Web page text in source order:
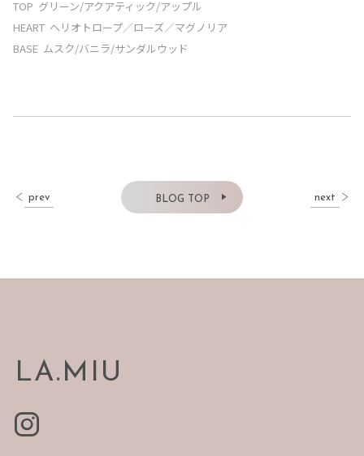
TOP グリーン/アクアティック/アップル
HEART ヘリオトロープ／ローズ／マグノリア
BASE ムスク/バニラ/サンダルウッド
prev BLOG TOP next
LA.MIU